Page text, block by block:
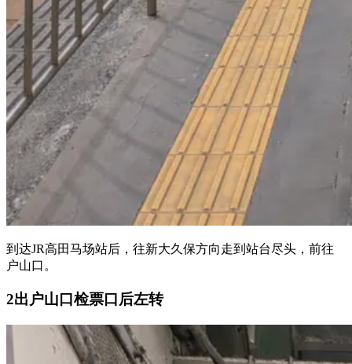
到达JR高田马场站后，往新大久保方向走到站台尽头，前往
户山口。
2出户山口检票口后左转